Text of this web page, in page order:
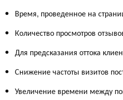
Время, проведенное на
Количество просмотров
Для предсказания оттока
Снижение частоты визитов
Увеличение времени между